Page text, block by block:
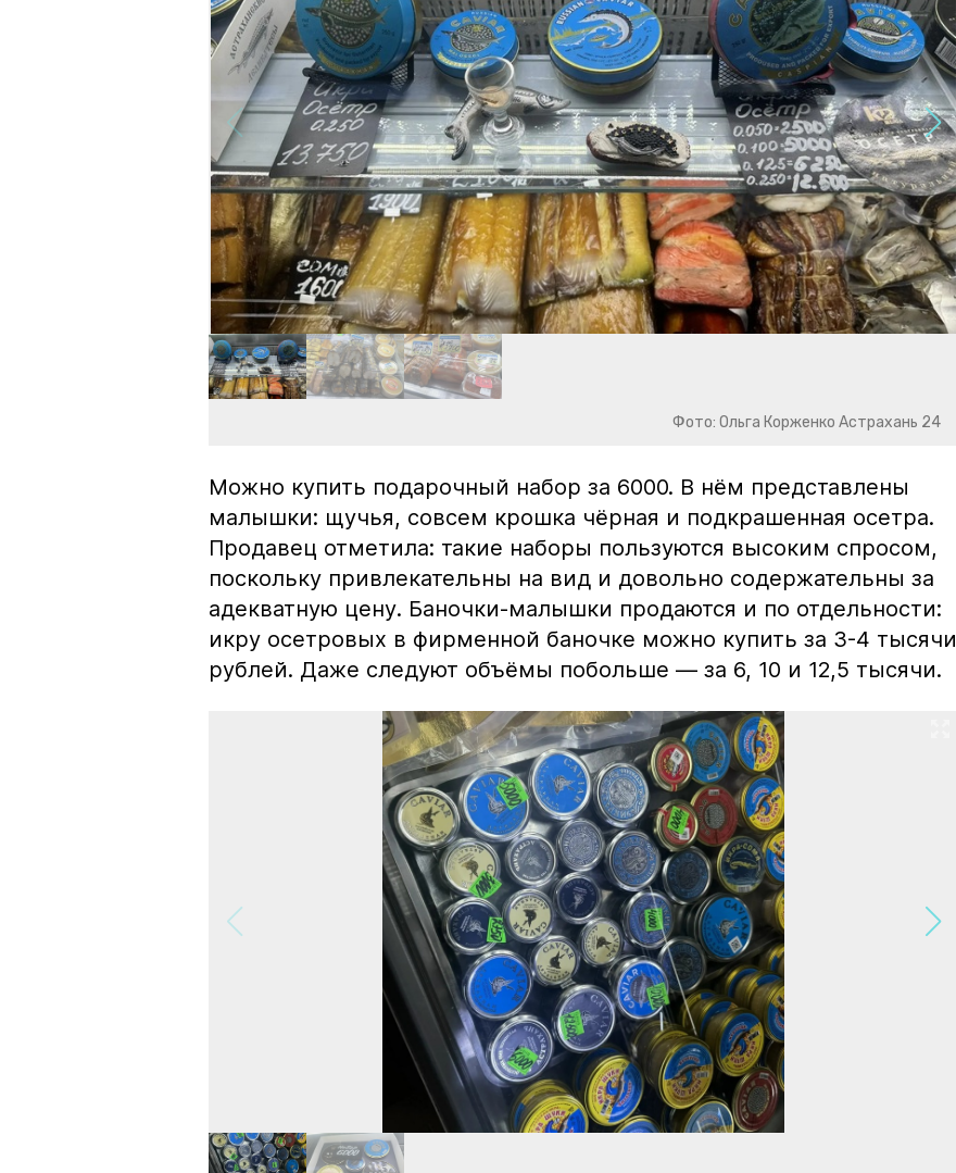
Фото: Ольга Корженко Астрахань 24
Можно купить подарочный набор за 6000. В нём представлены
малышки: щучья, совсем крошка чёрная и подкрашенная осетра.
Продавец отметила: такие наборы пользуются высоким спросом,
поскольку привлекательны на вид и довольно содержательны за
адекватную цену. Баночки-малышки продаются и по отдельности:
икру осетровых в фирменной баночке можно купить за 3-4 тысячи
рублей. Даже следуют объёмы побольше — за 6, 10 и 12,5 тысячи.